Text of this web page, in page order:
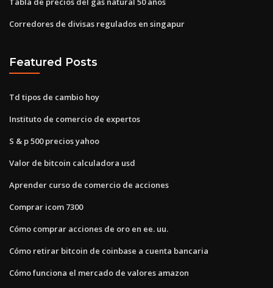
Corredores de divisas regulados en singapur
Featured Posts
Td tipos de cambio hoy
Instituto de comercio de expertos
S & p 500 precios yahoo
Valor de bitcoin calculadora usd
Aprender curso de comercio de acciones
Comprar icom 7300
Cómo comprar acciones de oro en ee. uu.
Cómo retirar bitcoin de coinbase a cuenta bancaria
Cómo funciona el mercado de valores amazon